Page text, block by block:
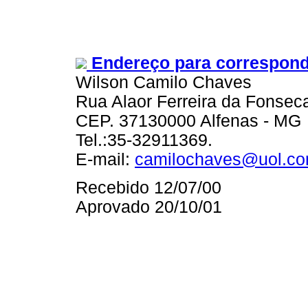
Endereço para
Wilson Camilo Chaves
Rua Alaor Ferreira da
CEP. 37130000 Alfenas - MG
Tel.:35-32911369.
E-mail:
Recebido 12/07/00
Aprovado 20/10/01